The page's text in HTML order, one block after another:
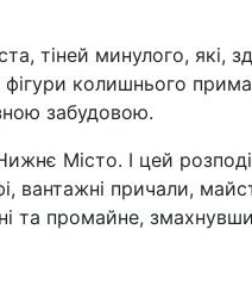
тіней минулого, які,
колишнього
забудовою.
Місто. І цей
вантажні причали,
ні та промайне,